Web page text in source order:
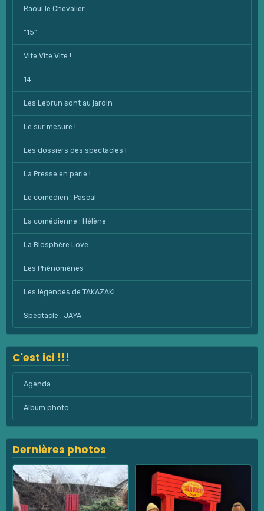
Raoul le Chevalier
"15"
Vite Vite Vite !
14
Les Lebrun sont au jardin
Le sur mesure !
Les dossiers des spectacles !
La Presse en parle !
Le comédien : Pascal
La comédienne : Hélène
La Biosphère Love
Les Phénomènes
Les légendes de TAKAZAKI
Spectacle : JAYA
C'est ici !!!
Agenda
Album photo
Dernières photos